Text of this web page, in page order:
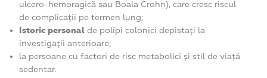
ulcero-hemoragică sau Boala Crohn), care cresc riscul
de complicații pe termen lung;
Istoric personal de polipi colonici depistați la
investigații anterioare;
la persoane cu factori de risc metabolici și stil de viață
sedentar.